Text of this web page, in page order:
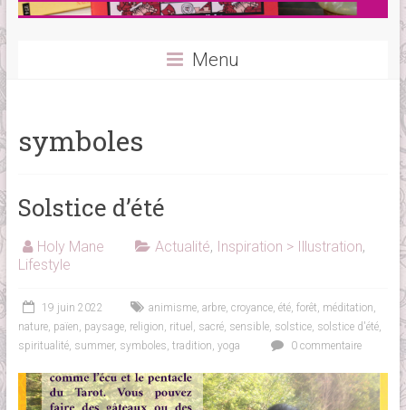
Menu
symboles
Solstice d’été
Holy Mane Actualité, Inspiration > Illustration,
Lifestyle
19 juin 2022 animisme, arbre, croyance, été, forêt, méditation,
nature, païen, paysage, religion, rituel , sacré, sensible, solstice, solstice d'été,
spiritualité, summer, symboles, tradition, yoga 0 commentaire